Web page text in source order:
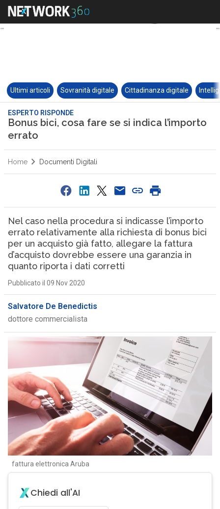
Ultimi articoli Sovranità digitale Cittadinanza digitale
ESPERTO RISPONDE
Bonus bici, cosa fare se si indica l’importo
errato
Home Documenti Digitali
Nel caso nella procedura si indicasse l’importo
errato relativamente alla richiesta di bonus bici
per un acquisto già fatto, allegare la fattura
d’acquisto dovrebbe essere una garanzia in
quanto riporta i dati corretti
Pubblicato il 09 Nov 2020
Salvatore De Benedictis
dottore commercialista
fattura elettronica Aruba
Chiedi all'AI